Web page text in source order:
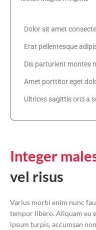
Dolor sit amet
Erat pellentesque
Dis parturient montes
Amet porttitor eget
Ultrices sagittis orci a
Integer
vel risus
Varius morbi enim nunc
tempor libero. Aliquam eu
ipsum turpis, accumsan